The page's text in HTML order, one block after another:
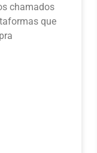
chamados
que